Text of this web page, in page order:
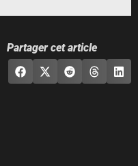
Partager cet article